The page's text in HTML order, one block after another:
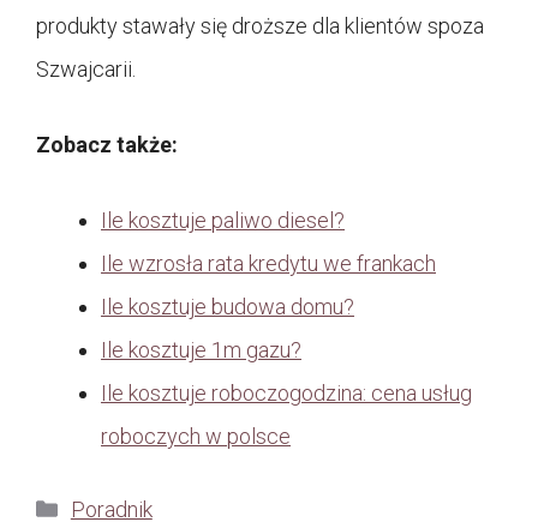
produkty stawały się droższe dla klientów spoza
Szwajcarii.
Zobacz także:
Ile kosztuje paliwo diesel?
Ile wzrosła rata kredytu we frankach
Ile kosztuje budowa domu?
Ile kosztuje 1m gazu?
Ile kosztuje roboczogodzina: cena usług
roboczych w polsce
Kategorie
Poradnik